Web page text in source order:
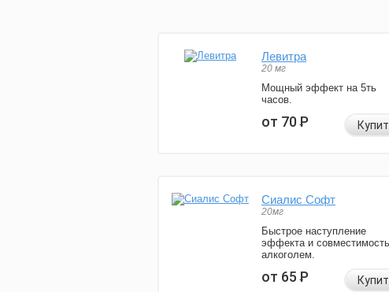
Левитра
20 мг
Мощный эффект на 5ть
часов.
от 70Р
Сиалис Софт
20мг
Быстрое наступление
эффекта и
алкоголем.
от 65Р